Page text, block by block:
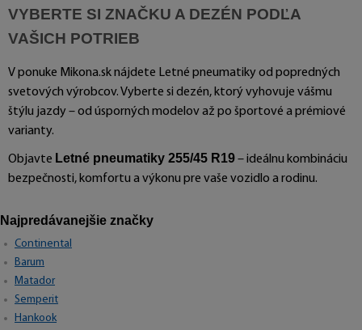
VYBERTE SI ZNAČKU A DEZÉN PODĽA
VAŠICH POTRIEB
V ponuke Mikona.sk nájdete Letné pneumatiky od popredných
svetových výrobcov. Vyberte si dezén, ktorý vyhovuje vášmu
štýlu jazdy – od úsporných modelov až po športové a prémiové
varianty.
Objavte Letné pneumatiky 255/45 R19– ideálnu kombináciu
bezpečnosti, komfortu a výkonu pre vaše vozidlo a rodinu.
Najpredávanejšie značky
Continental
Barum
Matador
Semperit
Hankook